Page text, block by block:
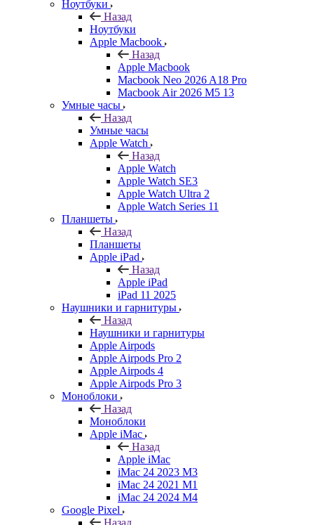
Ноутбуки
Назад
Ноутбуки
Apple Macbook
Назад
Apple Macbook
Macbook Neo 2026 A18 Pro
Macbook Air 2026 M5 13
Умные часы
Назад
Умные часы
Apple Watch
Назад
Apple Watch
Apple Watch SE3
Apple Watch Ultra 2
Apple Watch Series 11
Планшеты
Назад
Планшеты
Apple iPad
Назад
Apple iPad
iPad 11 2025
Наушники и гарнитуры
Назад
Наушники и гарнитуры
Apple Airpods
Apple Airpods Pro 2
Apple Airpods 4
Apple Airpods Pro 3
Моноблоки
Назад
Моноблоки
Apple iMac
Назад
Apple iMac
iMac 24 2023 M3
iMac 24 2021 M1
iMac 24 2024 M4
Google Pixel
Назад